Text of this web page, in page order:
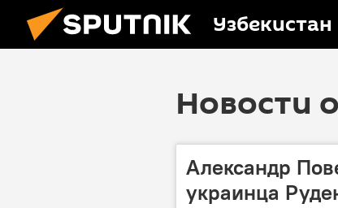
Узбекистан
Новости
Александр
украинца